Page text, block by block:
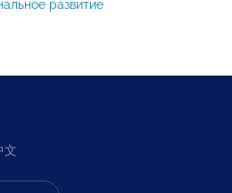
развитие
文